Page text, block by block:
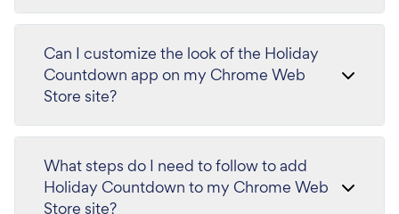
Can I customize the look of the Holiday
Countdown app on my Chrome Web
Store site?
What steps do I need to follow to add
Holiday Countdown to my Chrome Web
Store site?